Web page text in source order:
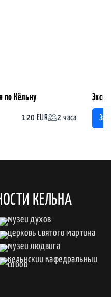
по Кёльну
120 EUR 2 часа
КЕЛЬНА